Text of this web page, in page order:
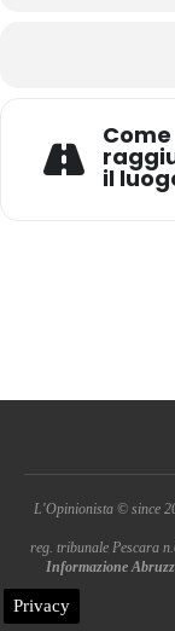
Come
il
L'Opinionista © since
reg. tribunale Pescara
Informazione
Privacy